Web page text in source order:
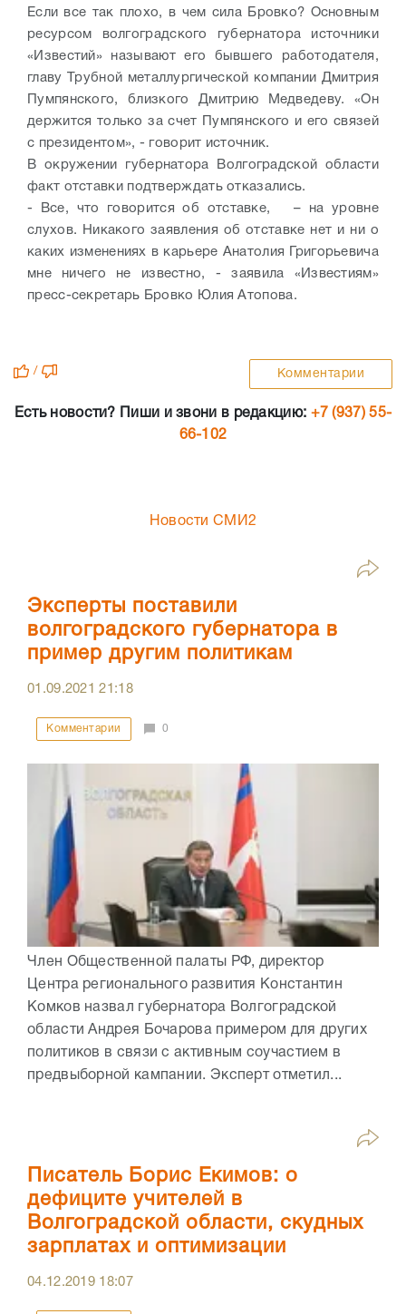
Если все так плохо, в чем сила Бровко? Основным
ресурсом волгоградского губернатора источники
«Известий» называют его бывшего работодателя,
главу Трубной металлургической компании Дмитрия
Пумпянского, близкого Дмитрию Медведеву. «Он
держится только за счет Пумпянского и его связей
с президентом», - говорит источник.
В окружении губернатора Волгоградской области
факт отставки подтверждать отказались.
- Все, что говорится об отставке, – на уровне
слухов. Никакого заявления об отставке нет и ни о
каких изменениях в карьере Анатолия Григорьевича
мне ничего не известно, - заявила «Известиям»
пресс-секретарь Бровко Юлия Атопова.
/ Комментарии
Есть новости? Пиши и звони в редакцию: +7 (937) 55-
66-102
Новости СМИ2
Эксперты поставили
волгоградского губернатора в
пример другим политикам
01.09.202121:18
Комментарии 0
Член Общественной палаты РФ, директор
Центра регионального развития Константин
Комков назвал губернатора Волгоградской
области Андрея Бочарова примером для других
политиков в связи с активным соучастием в
предвыборной кампании. Эксперт отметил...
Писатель Борис Екимов: о
дефиците учителей в
Волгоградской области, скудных
зарплатах и оптимизации
04.12.2019 18:07